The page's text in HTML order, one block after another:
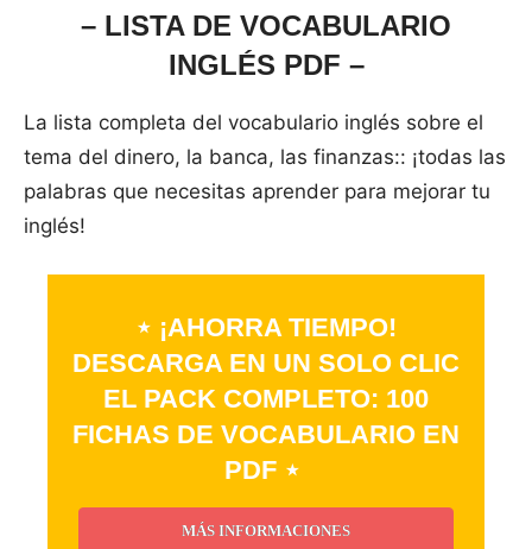
– LISTA DE VOCABULARIO
INGLÉS PDF –
La lista completa del vocabulario inglés sobre el
tema del dinero, la banca, las finanzas:: ¡todas las
palabras que necesitas aprender para mejorar tu
inglés!
⋆ ¡AHORRA TIEMPO!
DESCARGA EN UN SOLO CLIC
EL PACK COMPLETO: 100
FICHAS DE VOCABULARIO EN
PDF ⋆
MÁS INFORMACIONES